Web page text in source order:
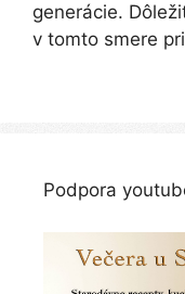
generácie.
v tomto smere
Podpora